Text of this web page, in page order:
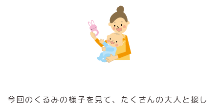
今回のくるみの様子を見て、たくさんの大人と接し